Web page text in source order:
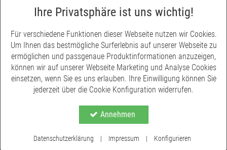
Einbettung einer Drahtkante verleiht dem Band Flexibilität und
eindrucksvolle Geschenkverpackungen, festliche
Raumdekorationen oder individuelle Bastelprojekte, die die
Essenz der Weihnachtszeit einfangen. Das liebevoll gestaltete
Rentiermuster bringt den Geist der Weihnacht direkt zu Ihnen
nach Hause.
Ihre Privatsphäre ist uns wichtig!
Für verschiedene Funktionen dieser Webseite nutzen wir Cookies.
Um Ihnen das bestmögliche Surferlebnis auf unserer Webseite zu
ermöglichen und passgenaue Produktinformationen anzuzeigen,
können wir auf unserer Webseite Marketing und Analyse Cookies
einsetzen, wenn Sie es uns erlauben. Ihre Einwilligung können Sie
jederzeit über die Cookie Konfiguration widerrufen.
Annehmen
Datenschutzerklärung | Impressum | Konfigurieren